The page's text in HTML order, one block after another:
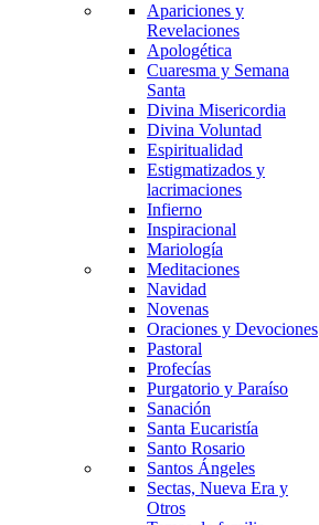
Apariciones y
Revelaciones
Apologética
Cuaresma y Semana
Santa
Divina Misericordia
Divina Voluntad
Espiritualidad
Estigmatizados y
lacrimaciones
Infierno
Inspiracional
Mariología
Meditaciones
Navidad
Novenas
Oraciones y Devociones
Pastoral
Profecías
Purgatorio y Paraíso
Sanación
Santa Eucaristía
Santo Rosario
Santos Ángeles
Sectas, Nueva Era y
Otros